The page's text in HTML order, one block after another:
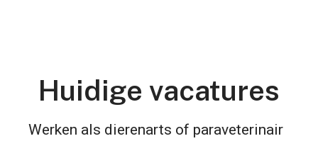
Huidige vacatures
Werken als dierenarts of paraveterinair